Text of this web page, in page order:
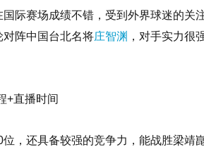
际赛场成绩不错，受到外界球迷的关
阵中国台北名将庄智渊 ，对手实力很
+直播时间
，还具备较强的竞争力，能战胜梁靖